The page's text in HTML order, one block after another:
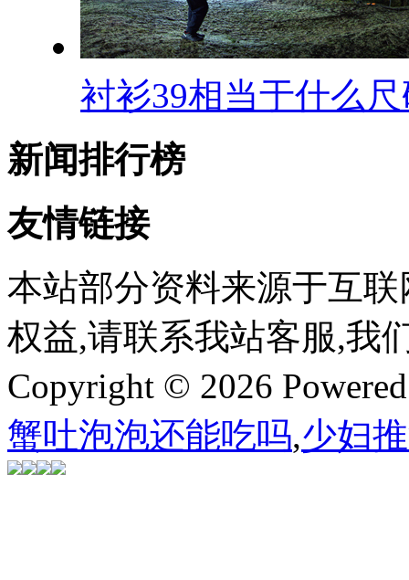
衬衫39相当于什么
新闻排行榜
友情链接
本站部分资料来源于互
权益,请联系我站客服,我
Copyright © 2026
蟹吐泡泡还能吃吗,少妇